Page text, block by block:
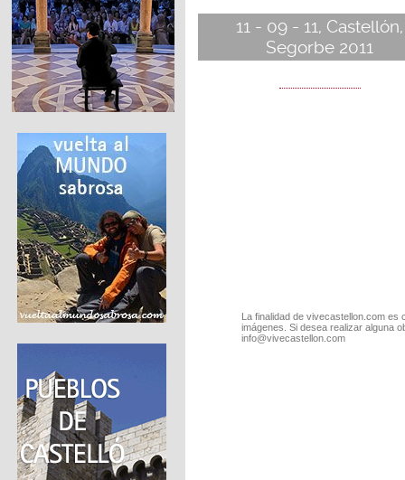
11 - 09 - 11, Castellón,
Segorbe 2011
La finalidad de vivecastellon.com
imágenes. Si desea realizar alguna
info@vivecastellon.com